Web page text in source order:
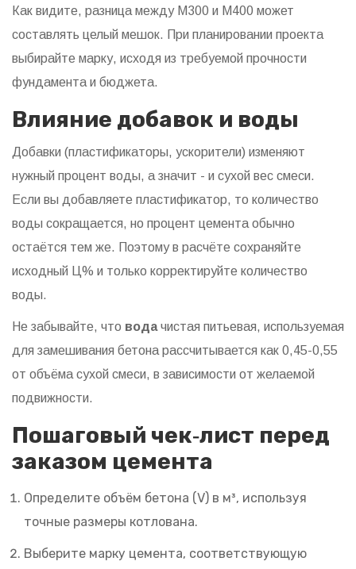
Как видите, разница между М300 и М400 может
составлять целый мешок. При планировании проекта
выбирайте марку, исходя из требуемой прочности
фундамента и бюджета.
Влияние добавок и воды
Добавки (пластификаторы, ускорители) изменяют
нужный процент воды, а значит - и сухой вес смеси.
Если вы добавляете пластификатор, то количество
воды сокращается, но процент цемента обычно
остаётся тем же. Поэтому в расчёте сохраняйте
исходный Ц% и только корректируйте количество
воды.
Не забывайте, что вода чистая питьевая, используемая
для замешивания бетона рассчитывается как 0,45-0,55
от объёма сухой смеси, в зависимости от желаемой
подвижности.
Пошаговый чек‑лист перед
заказом цемента
Определите объём бетона (V) в м³, используя
точные размеры котлована.
Выберите марку цемента, соответствующую